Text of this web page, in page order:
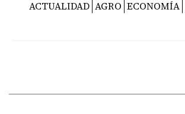
ACTUALIDAD AGRO ECONOMÍA